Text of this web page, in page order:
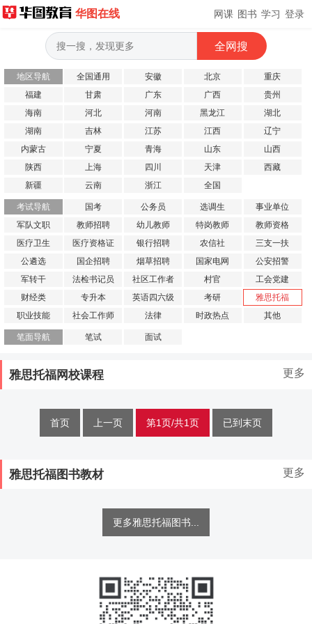
华图在线 网课 图书 学习 登录
地区导航 全国通用 安徽 北京
重庆
福建
甘肃 广东 广西
贵州
海南
河北 河南 黑龙江
湖北
湖南
吉林 江苏 江西
辽宁
内蒙古
宁夏 青海 山东
山西
陕西
上海 四川 天津
西藏
新疆
云南 浙江 全国
考试导航 国考 公务员 选调生
事业单位
军队文职
教师招聘 幼儿教师 特岗教师
教师资格
医疗卫生
医疗资格证 银行招聘 农信社
三支一扶
公遴选
国企招聘 烟草招聘 国家电网
公安招警
军转干
法检书记员 社区工作者 村官
工会党建
财经类
专升本 英语四六级 考研
雅思托福
职业技能
社会工作师 法律 时政热点 其他
笔面导航 笔试 面试
更多
雅思托福网校课程
首页 上一页 第1页/共1页 已到末页
更多
雅思托福图书教材
更多雅思托福图书...